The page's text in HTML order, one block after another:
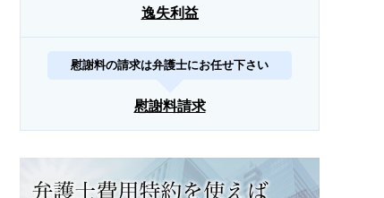
逸失利益
慰謝料の請求は弁護士にお任せ下さい
慰謝料請求